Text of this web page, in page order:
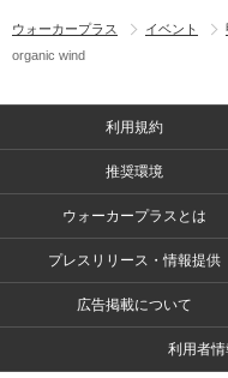
ウォーカープラス イベント
organic wind
利用規約
推奨環境
ウォーカープラスとは
プレスリリース・情報提供
広告掲載について
利用者